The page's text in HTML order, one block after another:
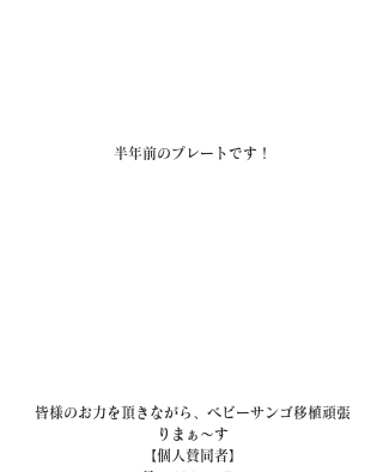
半年前のプレートです！
皆様のお力を頂きながら、ベビーサンゴ移植頑張
りまぁ～す
【個人賛同者】